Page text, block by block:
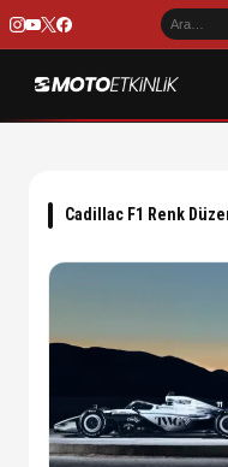
Cadillac F1 Renk